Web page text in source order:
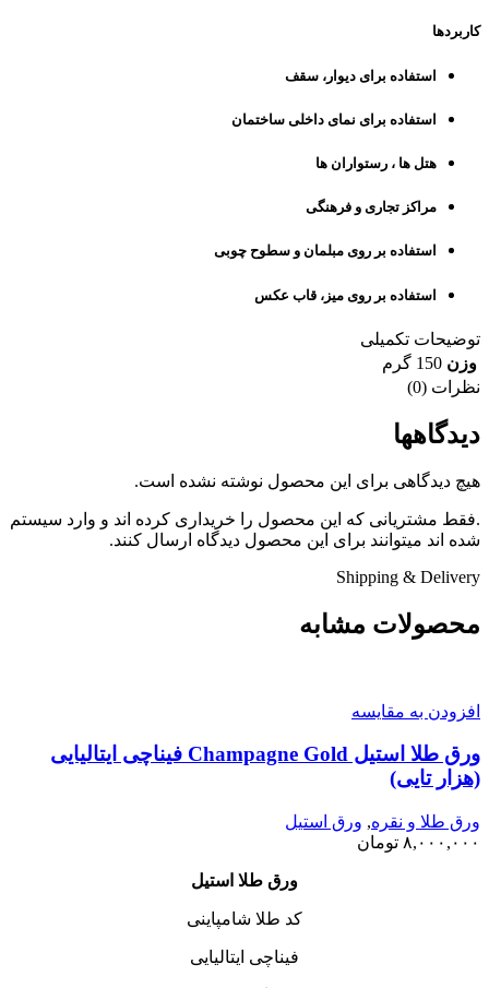
کاربردها
استفاده برای دیوار، سقف
استفاده برای نمای داخلی ساختمان
هتل ها ، رستواران ها
مراکز تجاری و فرهنگی
استفاده بر روی مبلمان و سطوح چوبی
استفاده بر روی میز، قاب عکس
توضیحات تکمیلی
وزن 150 گرم
نظرات (0)
دیدگاهها
هیچ دیدگاهی برای این محصول نوشته نشده است.
.فقط مشتریانی که این محصول را خریداری کرده اند و وارد سیستم
شده اند میتوانند برای این محصول دیدگاه ارسال کنند.
Shipping & Delivery
محصولات مشابه
افزودن به مقایسه
ورق طلا استیل Champagne Gold فیناچی ایتالیایی
(هزار تایی)
ورق طلا و نقره, ورق استیل
۸,۰۰۰,۰۰۰ تومان
ورق طلا استیل
کد طلا شامپاینی
فیناچی ایتالیایی